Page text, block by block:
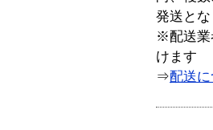
発送とな
※配送業
けます
⇒配送